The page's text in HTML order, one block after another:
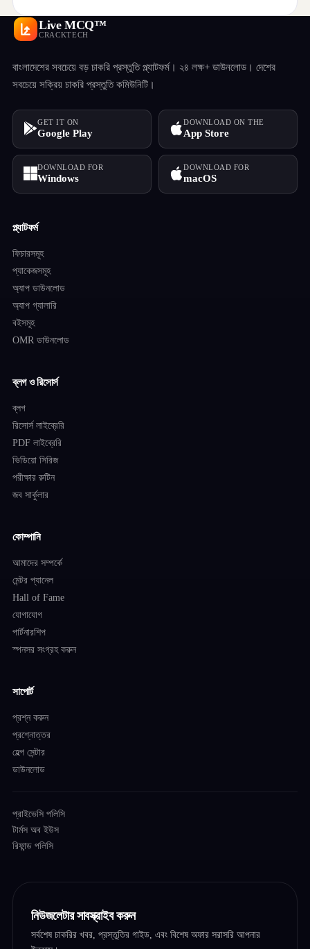
Live MCQ™
CRACKTECH
বাংলাদেশের সবচেয়ে বড় চাকরি প্রস্তুতি প্ল্যাটফর্ম। ২৪ লক্ষ+ ডাউনলোড। দেশের
সবচেয়ে সক্রিয় চাকরি প্রস্তুতি কমিউনিটি।
GET IT ON
Google Play
DOWNLOAD ON THE
App Store
DOWNLOAD FOR
Windows
DOWNLOAD FOR
macOS
প্ল্যাটফর্ম
ফিচারসমূহ
প্যাকেজসমূহ
অ্যাপ ডাউনলোড
অ্যাপ গ্যালারি
বইসমূহ
OMR ডাউনলোড
ব্লগ ও রিসোর্স
ব্লগ
রিসোর্স লাইব্রেরি
PDF লাইব্রেরি
ভিডিয়ো সিরিজ
পরীক্ষার রুটিন
জব সার্কুলার
কোম্পানি
আমাদের সম্পর্কে
মেন্টর প্যানেল
Hall of Fame
যোগাযোগ
পার্টনারশিপ
স্পনসর সংগ্রহ করুন
সাপোর্ট
প্রশ্ন করুন
প্রশ্নোত্তর
হেল্প সেন্টার
ডাউনলোড
প্রাইভেসি পলিসি
টার্মস অব ইউস
রিফান্ড পলিসি
নিউজলেটার সাবস্ক্রাইব করুন
সর্বশেষ চাকরির খবর, প্রস্তুতির গাইড, এবং বিশেষ অফার সরাসরি আপনার